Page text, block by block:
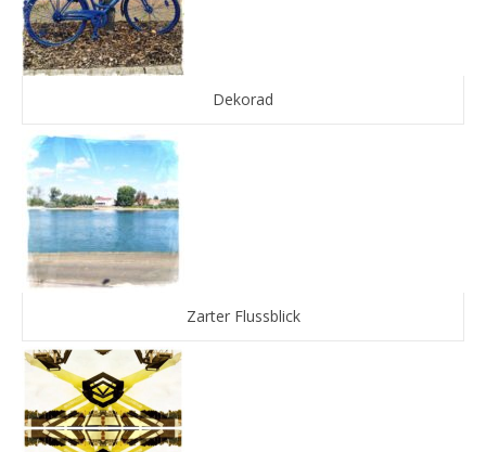
Dekorad
Zarter Flussblick